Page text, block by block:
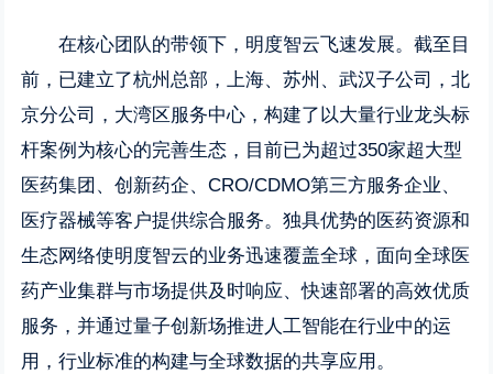
在核心团队的带领下，明度智云飞速发展。截至目
前，已建立了杭州总部，上海、苏州、武汉子公司，北
京分公司，大湾区服务中心，构建了以大量行业龙头标
杆案例为核心的完善生态，目前已为超过350家超大型
医药集团、创新药企、CRO/CDMO第三方服务企业、
医疗器械等客户提供综合服务。独具优势的医药资源和
生态网络使明度智云的业务迅速覆盖全球，面向全球医
药产业集群与市场提供及时响应、快速部署的高效优质
服务，并通过量子创新场推进人工智能在行业中的运
用，行业标准的构建与全球数据的共享应用。